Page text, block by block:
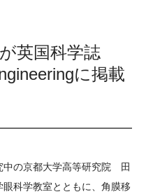
団概要
年史デジタルブック
40年史別冊
開情報
谷賞
期大型研究助成
流助成
際学生交流プログラ
画紹介
人情報保護に関する
わせ
英国科学誌
に掲載
中の京都大学高等研究院 田
科学教室とともに、角膜移